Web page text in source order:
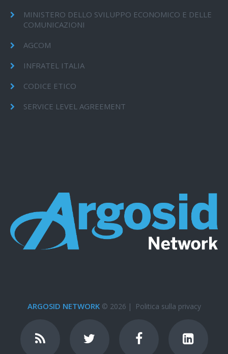
MINISTERO DELLO SVILUPPO ECONOMICO E DELLE
COMUNICAZIONI
AGCOM
INFRATEL ITALIA
CODICE ETICO
SERVICE LEVEL AGREEMENT
ARGOSID NETWORK © 2026 | Politica sulla privacy